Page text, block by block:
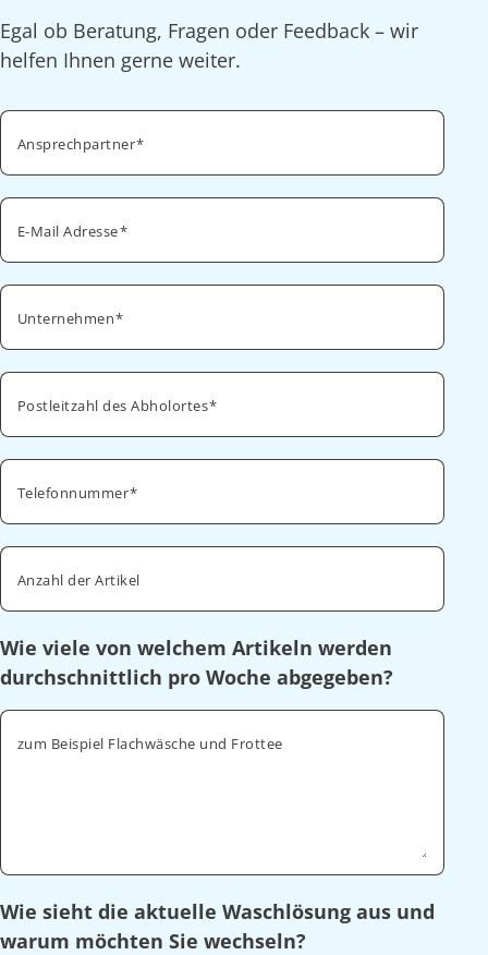
Egal ob Beratung, Fragen oder Feedback – wir
helfen Ihnen gerne weiter.
Ansprechpartner
E-Mail Adresse
Unternehmen
Postleitzahl des Abholortes
Telefonnummer
Anzahl der Artikel
Wie viele von welchem Artikeln werden
durchschnittlich pro Woche abgegeben?
zum Beispiel Flachwäsche und Frottee
Wie sieht die aktuelle Waschlösung aus und
warum möchten Sie wechseln?